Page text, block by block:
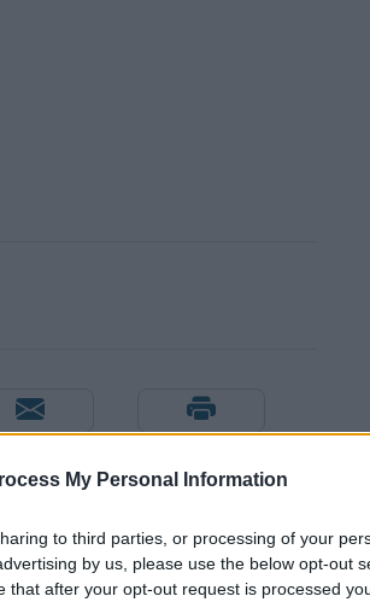
My Personal Information
to third parties, or processing of your
by us, please use the below opt-out
that after your opt-out request is processed